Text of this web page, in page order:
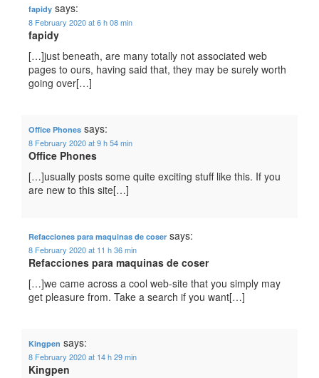
fapidy says:
8 February 2020 at 6 h 08 min
fapidy
[…]just beneath, are many totally not associated web
pages to ours, having said that, they may be surely worth
going over[…]
Office Phones says:
8 February 2020 at 9 h 54 min
Office Phones
[…]usually posts some quite exciting stuff like this. If you
are new to this site[…]
Refacciones para maquinas de coser says:
8 February 2020 at 11 h 36 min
Refacciones para maquinas de coser
[…]we came across a cool web-site that you simply may
get pleasure from. Take a search if you want[…]
Kingpen says:
8 February 2020 at 14 h 29 min
Kingpen